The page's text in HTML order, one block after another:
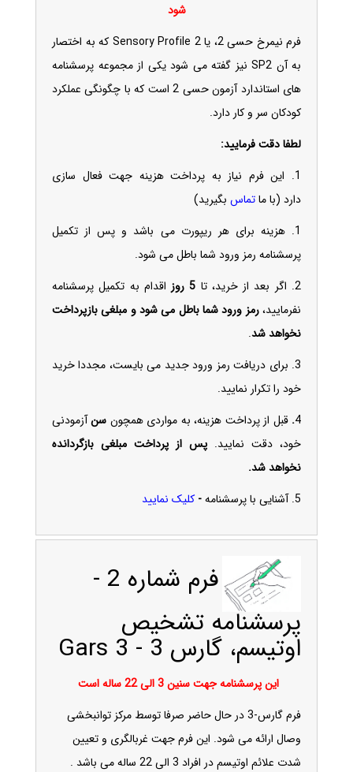
شود
فرم نیمرخ حسی 2، یا Sensory Profile 2 که به اختصار
به آن SP2 نیز گفته می شود یکی از مجموعه پرسشنامه
های استاندارد آزمون حسی 2 است که با چگونگی عملکرد
کودکان سر و کار دارد.
لطفا دقت فرمایید:
1.
این فرم نیاز به پرداخت هزینه جهت فعال سازی
دارد (با ماتماس بگیرید)
1. هزینه برای هر ریپورت می باشد و پس از تکمیل
پرسشنامه رمز ورود شما باطل می شود.
2. اگر بعد از خرید، تا
5 روز
اقدام به تکمیل پرسشنامه
نفرمایید،رمز ورود شما باطل می شود و مبلغی بازپرداخت
نخواهد شد.
3. برای دریافت رمز ورود جدید می بایست، مجددا خرید
خود را تکرار نمایید.
4
.قبل از پرداخت هزینه، به مواردی همچون سنآزمودنی
خود، دقت نمایید. پس از پرداخت مبلغی بازگردانده
نخواهد شد.
5. آشنایی با پرسشنامه- کلیک نمایید
فرم شماره 2 -
پرسشنامه تشخیص
اوتیسم، گارس 3 - Gars 3
این پرسشنامه جهت سنین 3 الی 22 ساله است
فرم گارس-3 در حال حاضر صرفا توسط مرکز توانبخشی
وصال ارائه می شود. این فرم جهت غربالگری و تعیین
شدت علائم اوتیسم در افراد 3 الی 22 ساله می باشد .